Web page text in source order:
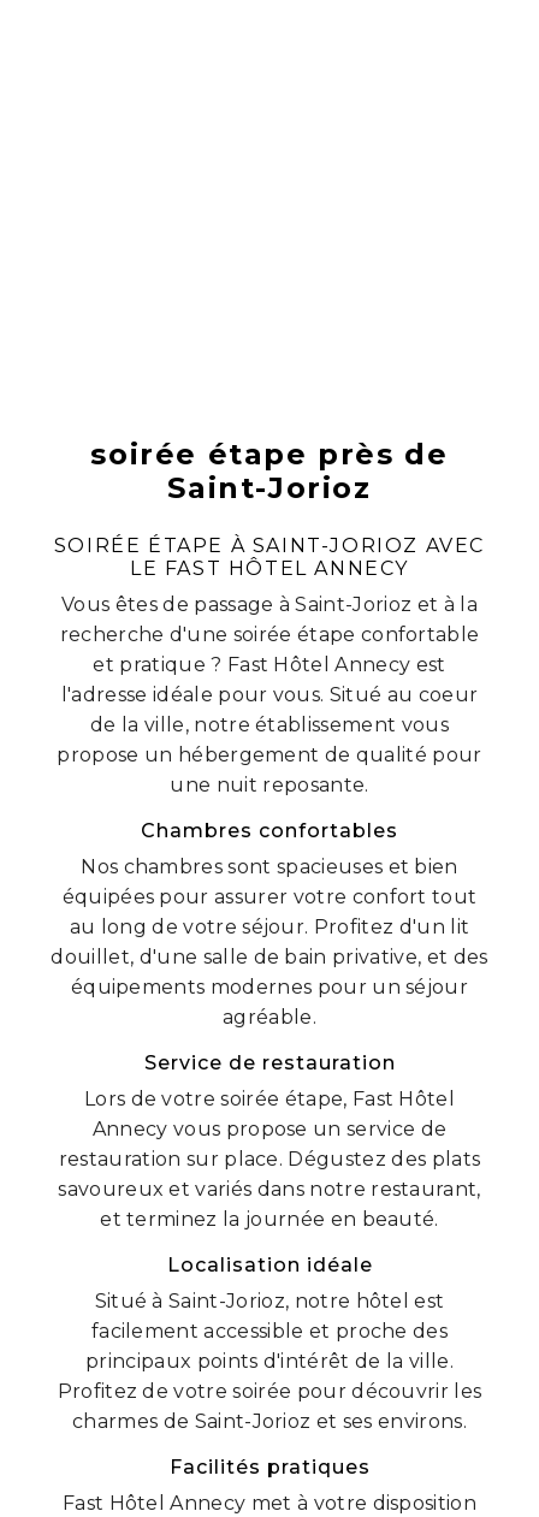
soirée étape près de
Saint-Jorioz
SOIRÉE ÉTAPE À SAINT-JORIOZ AVEC
LE FAST HÔTEL ANNECY
Vous êtes de passage à Saint-Jorioz et à la
recherche d'une soirée étape confortable
et pratique ? Fast Hôtel Annecy est
l'adresse idéale pour vous. Situé au coeur
de la ville, notre établissement vous
propose un hébergement de qualité pour
une nuit reposante.
Chambres confortables
Nos chambres sont spacieuses et bien
équipées pour assurer votre confort tout
au long de votre séjour. Profitez d'un lit
douillet, d'une salle de bain privative, et des
équipements modernes pour un séjour
agréable.
Service de restauration
Lors de votre soirée étape, Fast Hôtel
Annecy vous propose un service de
restauration sur place. Dégustez des plats
savoureux et variés dans notre restaurant,
et terminez la journée en beauté.
Localisation idéale
Situé à Saint-Jorioz, notre hôtel est
facilement accessible et proche des
principaux points d'intérêt de la ville.
Profitez de votre soirée pour découvrir les
charmes de Saint-Jorioz et ses environs.
Facilités pratiques
Fast Hôtel Annecy met à votre disposition